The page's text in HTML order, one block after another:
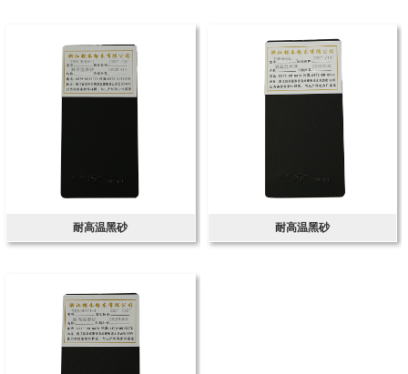
耐高温黑砂 耐高温黑砂